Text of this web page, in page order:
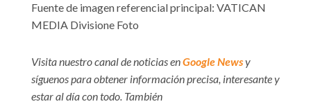
Fuente de imagen referencial principal: VATICAN
MEDIA Divisione Foto
Visita nuestro canal de noticias enGoogle Newsy
síguenos para obtener información precisa, interesante y
estar al día con todo. También